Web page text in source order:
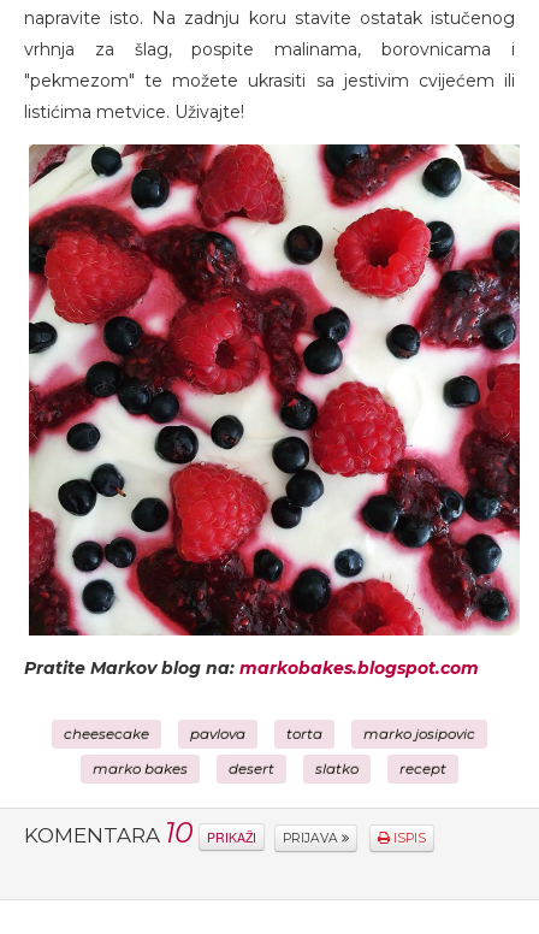
napravite isto. Na zadnju koru stavite ostatak istučenog
vrhnja za šlag, pospite malinama, borovnicama i
"pekmezom" te možete ukrasiti sa jestivim cvijećem ili
listićima metvice. Uživajte!
Pratite Markov blog na: markobakes.blogspot.com
cheesecake pavlova torta marko josipovic
marko bakes desert slatko recept
KOMENTARA 10 PRIKAŽI PRIJAVA ISPIS